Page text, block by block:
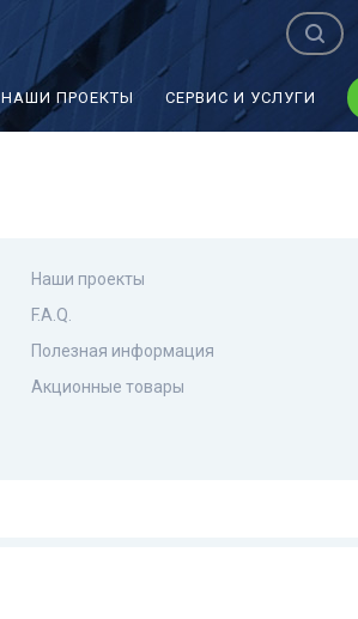
НАШИ ПРОЕКТЫ СЕРВИС И УСЛУГИ
Наши проекты
F.A.Q.
Полезная информация
Акционные товары